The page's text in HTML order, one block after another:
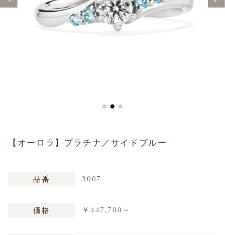
【オーロラ】プラチナ／サイドブルー
品番 3007
価格 ￥447,700～